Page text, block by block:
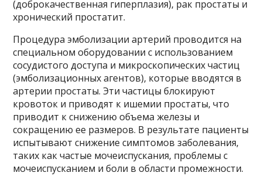
(доброкачественная гиперплазия), рак простаты и
хронический простатит.
Процедура эмболизации артерий проводится на
специальном оборудовании с использованием
сосудистого доступа и микроскопических частиц
(эмболизационных агентов), которые вводятся в
артерии простаты. Эти частицы блокируют
кровоток и приводят к ишемии простаты, что
приводит к снижению объема железы и
сокращению ее размеров. В результате пациенты
испытывают снижение симптомов заболевания,
таких как частые мочеиспускания, проблемы с
мочеиспусканием и боли в области промежности.